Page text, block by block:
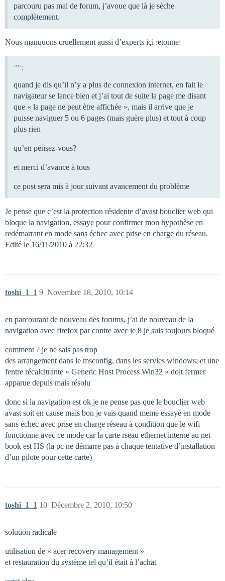
parcouru pas mal de forum, j’avoue que là je sèche
complètement.
Nous manquons cruellement aussi d’experts içi :etonne:
"":
quand je dis qu’il n’y a plus de connexion internet, en fait le
navigateur se lance bien et j’ai tout de suite la page me disant
que « la page ne peut ètre affichée », mais il arrive que je
puisse naviguer 5 ou 6 pages (mais guère plus) et tout à coup
plus rien
qu’en pensez-vous?
et merci d’avance à tous
ce post sera mis à jour suivant avancement du problème
Je pense que c’est la protection résidente d’avast bouclier web qui
bloque la navigation, essaye pour confirmer mon hypothèse en
redémarrant en mode sans échec avec prise en charge du réseau.
Edité le 16/11/2010 à 22:32
toshi_1_1 Novembre 18, 2010, 10:14
9
en parcourant de nouveau des forums, j’ai de nouveau de la
navigation avec firefox par contre avec ie 8 je suis toujours bloqué
comment ? je ne sais pas trop
des arrangement dans le msconfig, dans les servies windows; et une
fentre récalcitrante « Generic Host Process Win32 » doit fermer
apparue depuis mais résolu
donc si la navigation est ok je ne pense pas que le bouclier web
avast soit en cause mais bon je vais quand meme essayé en mode
sans échec avec prise en charge réseau à condition que le wifi
fonctionne avec ce mode car la carte rseau ethernet interne au net
book est HS (la pc ne démarre pas à chaque tentative d’installation
d’un pilote pour cette carte)
toshi_1_1 Décembre 2, 2010, 10:50
10
solution radicale
utilisation de « acer recovery management »
et restauration du système tel qu’il était à l’achat